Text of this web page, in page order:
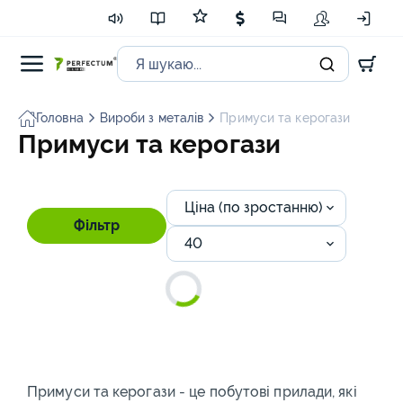
Головна Вироби з металів Примуси та керогази
Примуси та керогази
Фільтр
Ціна (по зростанню)
40
Примуси та керогази - це побутові прилади, які